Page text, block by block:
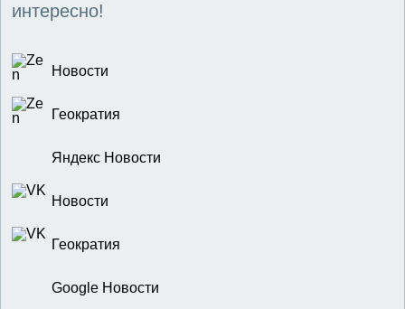
интересно!
Новости
Геократия
Яндекс Новости
Новости
Геократия
Google Новости